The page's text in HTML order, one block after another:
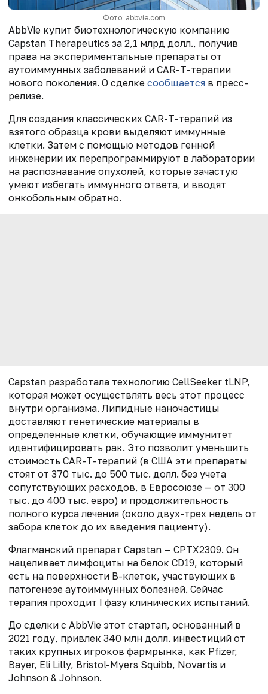
Фото: abbvie.com
AbbVie купит биотехнологическую компанию
Capstan Therapeutics за 2,1 млрд долл., получив
права на экспериментальные препараты от
аутоиммунных заболеваний и CAR-T-терапии
нового поколения. О сделке сообщается в пресс-
релизе.
Для создания классических CAR-T-терапий из
взятого образца крови выделяют иммунные
клетки. Затем с помощью методов генной
инженерии их перепрограммируют в лаборатории
на распознавание опухолей, которые зачастую
умеют избегать иммунного ответа, и вводят
онкобольным обратно.
Capstan разработала технологию CellSeeker tLNP,
которая может осуществлять весь этот процесс
внутри организма. Липидные наночастицы
доставляют генетические материалы в
определенные клетки, обучающие иммунитет
идентифицировать рак. Это позволит уменьшить
стоимость CAR-T-терапий (в США эти препараты
стоят от 370 тыс. до 500 тыс. долл. без учета
сопутствующих расходов, в Евросоюзе — от 300
тыс. до 400 тыс. евро) и продолжительность
полного курса лечения (около двух-трех недель от
забора клеток до их введения пациенту).
Флагманский препарат Capstan — CPTX2309. Он
нацеливает лимфоциты на белок CD19, который
есть на поверхности B-клеток, участвующих в
патогенезе аутоиммунных болезней. Сейчас
терапия проходит I фазу клинических испытаний.
До сделки с AbbVie этот стартап, основанный в
2021 году, привлек 340 млн долл. инвестиций от
таких крупных игроков фармрынка, как Pfizer,
Bayer, Eli Lilly, Bristol-Myers Squibb, Novartis и
Johnson & Johnson.